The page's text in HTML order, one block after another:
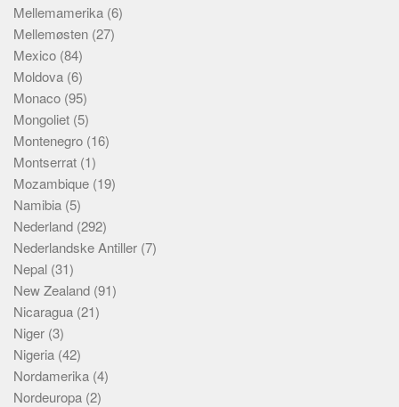
Mellemamerika (6)
Mellemøsten (27)
Mexico (84)
Moldova (6)
Monaco (95)
Mongoliet (5)
Montenegro (16)
Montserrat (1)
Mozambique (19)
Namibia (5)
Nederland (292)
Nederlandske Antiller (7)
Nepal (31)
New Zealand (91)
Nicaragua (21)
Niger (3)
Nigeria (42)
Nordamerika (4)
Nordeuropa (2)